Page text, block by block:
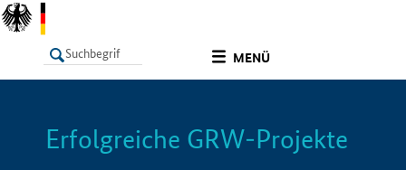
MENÜ
LISTE Info
Erfolgreiche GRW-Projekte